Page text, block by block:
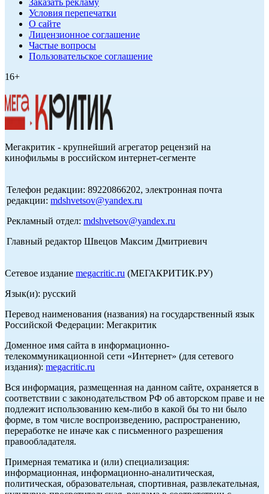
Заказать рекламу
Условия перепечатки
О сайте
Лицензионное соглашение
Частые вопросы
Пользовательское соглашение
16+
Мегакритик - крупнейший агрегатор рецензий на
кинофильмы в российском интернет-сегменте
Телефон редакции: 89220866202, электронная почта
редакции: mdshvetsov@yandex.ru
Рекламный отдел: mdshvetsov@yandex.ru
Главный редактор Швецов Максим Дмитриевич
Сетевое издание megacritic.ru (МЕГАКРИТИК.РУ)
Язык(и): русский
Перевод наименования (названия) на государственный язык
Российской Федерации: Мегакритик
Доменное имя сайта в информационно-
телекоммуникационной сети «Интернет» (для сетевого
издания): megacritic.ru
Вся информация, размещенная на данном сайте, охраняется в
соответствии с законодательством РФ об авторском праве и не
подлежит использованию кем-либо в какой бы то ни было
форме, в том числе воспроизведению, распространению,
переработке не иначе как с письменного разрешения
правообладателя.
Примерная тематика и (или) специализация:
информационная, информационно-аналитическая,
политическая, образовательная, спортивная, развлекательная,